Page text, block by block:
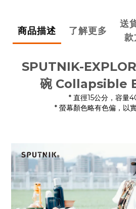
商品描述 了解更多
送
款
SPUTNIK-
碗 Collapsible
* 直徑15公分，容量
* 螢幕顏色略有色偏，以